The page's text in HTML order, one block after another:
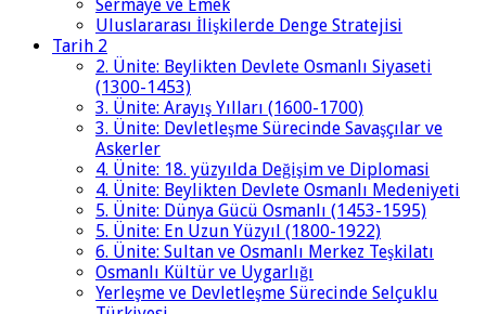
Sermaye ve Emek
Uluslararası İlişkilerde Denge Stratejisi
Tarih 2
2. Ünite: Beylikten Devlete Osmanlı Siyaseti
(1300-1453)
3. Ünite: Arayış Yılları (1600-1700)
3. Ünite: Devletleşme Sürecinde Savaşçılar ve
Askerler
4. Ünite: 18. yüzyılda Değişim ve Diplomasi
4. Ünite: Beylikten Devlete Osmanlı Medeniyeti
5. Ünite: Dünya Gücü Osmanlı (1453-1595)
5. Ünite: En Uzun Yüzyıl (1800-1922)
6. Ünite: Sultan ve Osmanlı Merkez Teşkilatı
Osmanlı Kültür ve Uygarlığı
Yerleşme ve Devletleşme Sürecinde Selçuklu